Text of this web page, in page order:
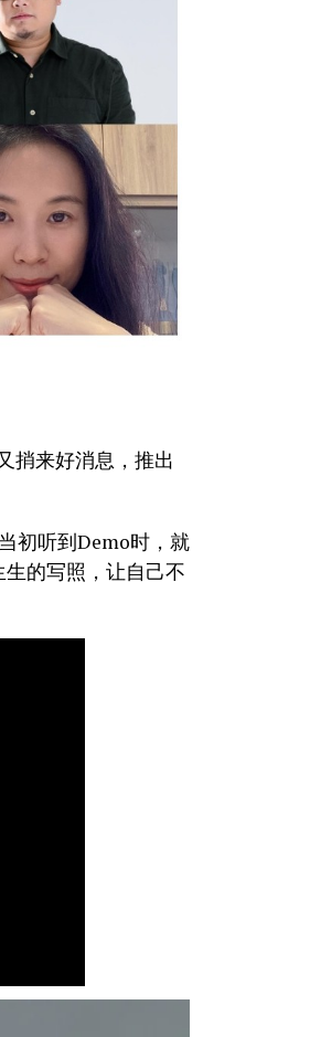
捎来好消息，推出
初听到Demo时，就
的写照，让自己不